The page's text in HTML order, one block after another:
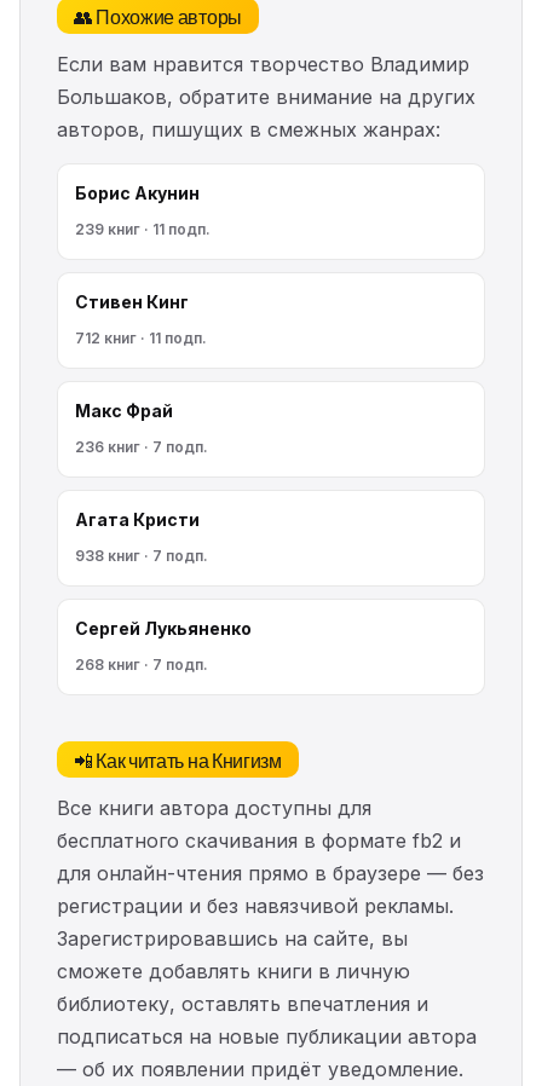
👥 Похожие авторы
Если вам нравится творчество Владимир
Большаков, обратите внимание на других
авторов, пишущих в смежных жанрах:
Борис Акунин
239 книг · 11 подп.
Стивен Кинг
712 книг · 11 подп.
Макс Фрай
236 книг · 7 подп.
Агата Кристи
938 книг · 7 подп.
Сергей Лукьяненко
268 книг · 7 подп.
📲 Как читать на Книгизм
Все книги автора доступны для
бесплатного скачивания в формате fb2 и
для онлайн-чтения прямо в браузере — без
регистрации и без навязчивой рекламы.
Зарегистрировавшись на сайте, вы
сможете добавлять книги в личную
библиотеку, оставлять впечатления и
подписаться на новые публикации автора
— об их появлении придёт уведомление.